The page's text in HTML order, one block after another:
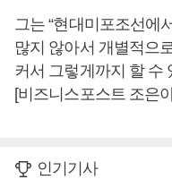
그는 “현대미포조선에
많지 않아서 개별적으
커서 그렇게까지 할 수
[비즈니스포스트 조은
인기기사